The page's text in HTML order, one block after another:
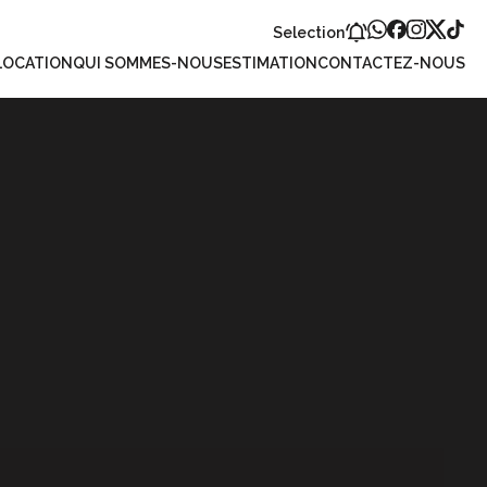
Selection
QUI SOMMES-NOUSESTIMATION CONTACTEZ-NOUS